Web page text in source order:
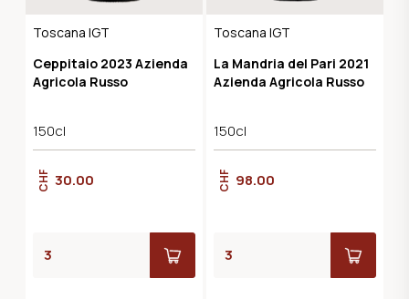
Toscana IGT
Ceppitaio 2023 Azienda
Agricola Russo
150cl
CHF 30.00
Toscana IGT
La Mandria del Pari 2021
Azienda Agricola Russo
150cl
CHF 98.00